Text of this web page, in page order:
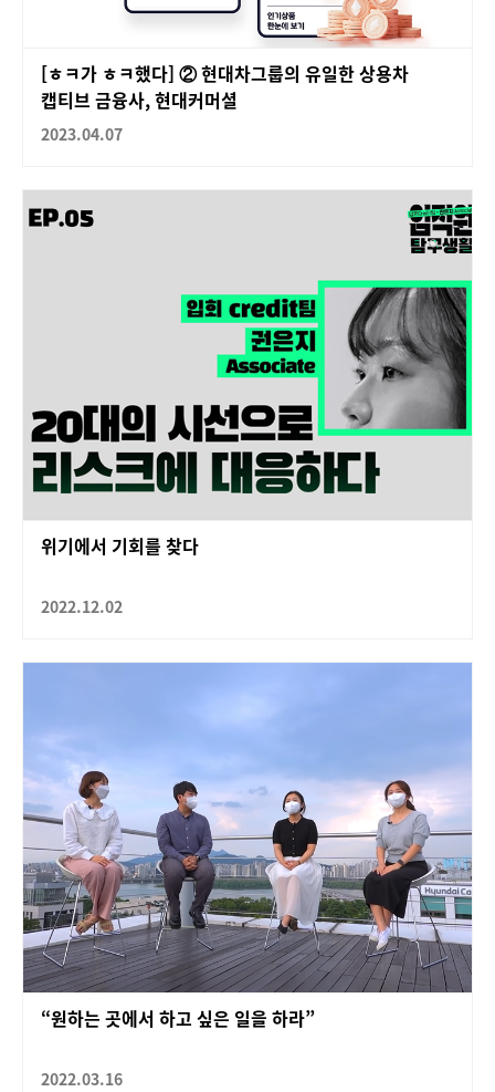
[ㅎㅋ가 ㅎㅋ했다] ② 현대차그룹의 유일한 상용차
캡티브 금융사, 현대커머셜
2023.04.07
위기에서 기회를 찾다
2022.12.02
“원하는 곳에서 하고 싶은 일을 하라”
2022.03.16